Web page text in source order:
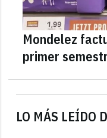
LO MÁS LEÍDO
Mondelez
primer